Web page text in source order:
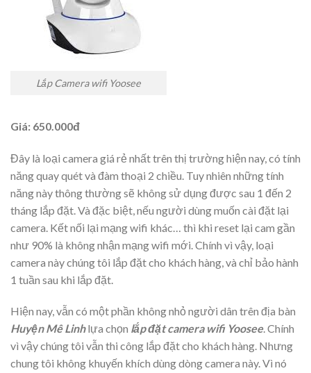
Lắp Camera wifi Yoosee
Giá: 650.000đ
Đây là loại camera giá rẻ nhất trên thị trường hiện nay, có tính
năng quay quét và đàm thoại 2 chiều. Tuy nhiên những tính
năng này thông thường sẽ không sử dụng được sau 1 đến 2
tháng lắp đặt. Và đặc biệt, nếu người dùng muốn cài đặt lại
camera. Kết nối lại mạng wifi khác… thì khi reset lại cam gần
như 90% là không nhận mạng wifi mới. Chính vì vậy, loại
camera này chúng tôi lắp đặt cho khách hàng, và chỉ bảo hành
1 tuần sau khi lắp đặt.
Hiện nay, vẫn có một phần không nhỏ người dân trên địa bàn
Huyện Mê Linhlựa chọn lắp đặt camera wifi Yoosee. Chính
vì vậy chúng tôi vẫn thi công lắp đặt cho khách hàng. Nhưng
chung tôi không khuyến khích dùng dòng camera này. Vì nó